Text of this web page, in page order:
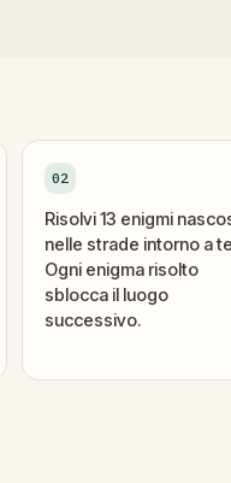
02
Risolvi 13 enigmi
nelle strade intorno a
Ogni enigma risolto
sblocca il luogo
successivo.